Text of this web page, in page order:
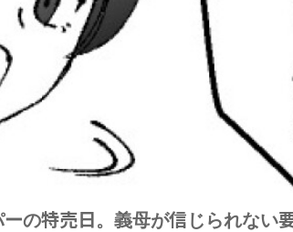
ーの特売日。義母が信じられな